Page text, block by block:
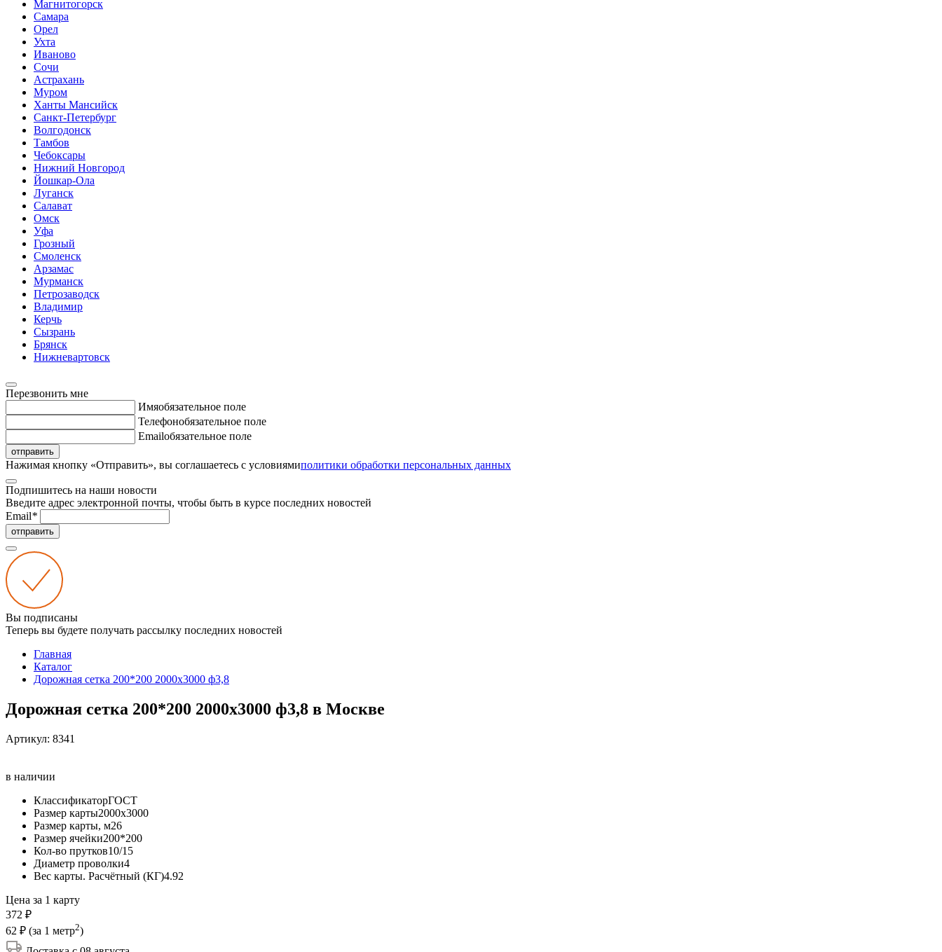
Магнитогорск
Самара
Орел
Ухта
Иваново
Сочи
Астрахань
Муром
Ханты Мансийск
Санкт-Петербург
Волгодонск
Тамбов
Чебоксары
Нижний Новгород
Йошкар-Ола
Луганск
Салават
Омск
Уфа
Грозный
Смоленск
Арзамас
Мурманск
Петрозаводск
Владимир
Керчь
Сызрань
Брянск
Нижневартовск
Перезвонить мне
Имяобязательное поле
Телефонобязательное поле
Emailобязательное поле
отправить
Нажимая кнопку «Отправить», вы соглашаетесь с условиямиполитики обработки персональных данных
Подпишитесь на наши новости
Введите адрес электронной почты, чтобы быть в курсе последних новостей
Email*
отправить
Вы подписаны
Теперь вы будете получать рассылку последних новостей
Главная
Каталог
Дорожная сетка 200*200 2000х3000 ф3,8
Дорожная сетка 200*200 2000х3000 ф3,8 в Москве
Артикул: 8341
в наличии
КлассификаторГОСТ
Размер карты2000х3000
Размер карты, м26
Размер ячейки200*200
Кол-во прутков10/15
Диаметр проволки4
Вес карты. Расчётный (КГ)4.92
Цена за 1 карту
372 ₽
62 ₽ (за 1 метр2)